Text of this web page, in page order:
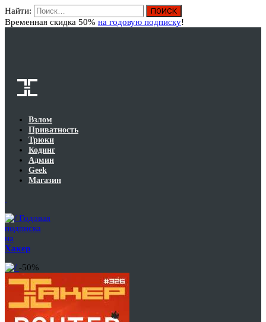
Найти:
Временная скидка 50% на годовую подписку!
Взлом
Приватность
Трюки
Кодинг
Админ
Geek
Магазин
Годовая
подписка
на
Хакер
-50%